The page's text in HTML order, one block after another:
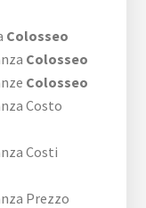
Colosseo
Colosseo
Colosseo
Costo
Costi
Prezzo